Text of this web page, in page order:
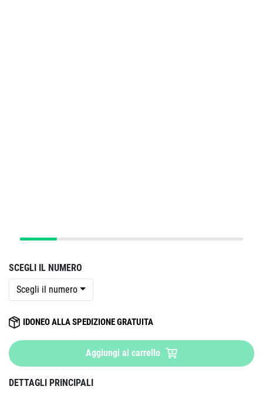
SCEGLI IL NUMERO
Scegli il numero
IDONEO ALLA SPEDIZIONE GRATUITA
Aggiungi al carrello
DETTAGLI PRINCIPALI